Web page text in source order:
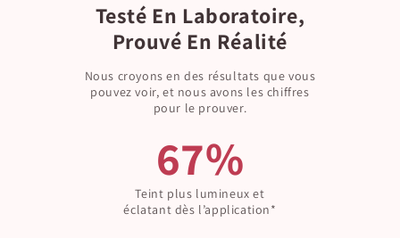
Testé En Laboratoire,
Prouvé En Réalité
Nous croyons en des résultats que vous
pouvez voir, et nous avons les chiffres
pour le prouver.
67%
Teint plus lumineux et
éclatant dès l’application*